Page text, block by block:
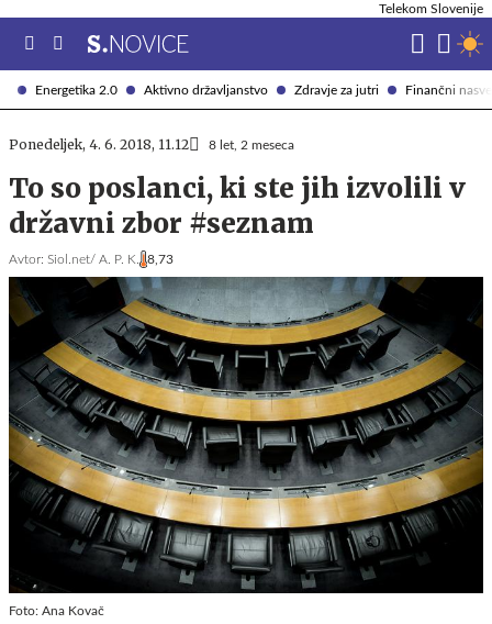
Energetika 2.0 Aktivno državljanstvo Zdravje za jutri Finančni
Telekom Slovenije
Ponedeljek, 4. 6. 2018, 11.12 8 let, 2 meseca
To so poslanci, ki ste jih izvolili v
državni zbor #seznam
Avtor: Siol.net/ A. P. K. 8,73
Foto: Ana Kovač